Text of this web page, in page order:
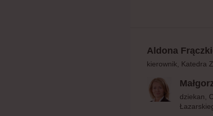
Aldona
kierownik, Katedra
dziekan,